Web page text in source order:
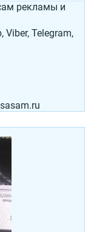
рекламы и
Viber, Telegram,